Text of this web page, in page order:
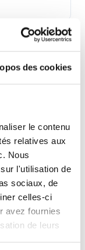
des cookies
le contenu
relatives aux
Nous
l'utilisation de
sociaux, de
celles-ci
avez fournies
de leurs